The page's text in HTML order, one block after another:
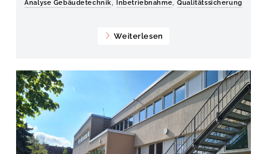
Analyse Gebäudetechnik Inbetriebnahme Qualitätssicherung
Weiterlesen